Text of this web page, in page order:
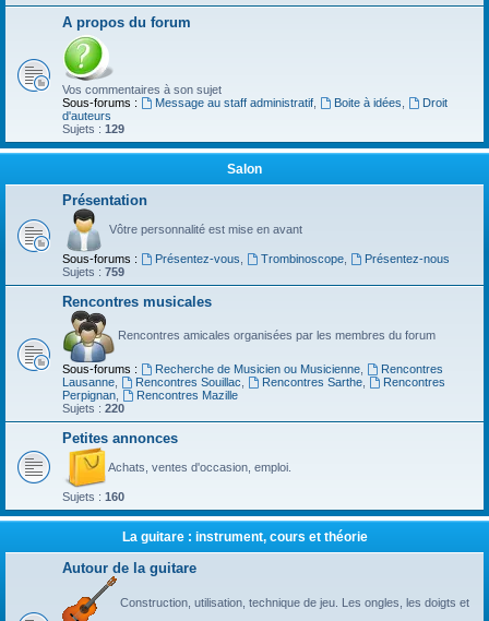
A propos du forum
Vos commentaires à son sujet
Sous-forums :
Message au staff administratif, Boite à idées
Droit
d'auteurs
Sujets : 129
Salon
Présentation
Vôtre personnalité est mise en avant
Sous-forums : Présentez-vous Trombinoscope,
Présentez-nous
Sujets : 759
Rencontres musicales
Rencontres amicales organisées par les membres du forum
Sous-forums : Recherche de Musicien ou Musicienne,
Rencontres
Lausanne
Rencontres Souillac Rencontres Sarthe,
Rencontres
Perpignan
Rencontres Mazille
Sujets : 220
Petites annonces
Achats, ventes d'occasion, emploi.
Sujets : 160
La guitare : instrument, cours et théorie
Autour de la guitare
Construction, utilisation, technique de jeu. Les ongles, les doigts et